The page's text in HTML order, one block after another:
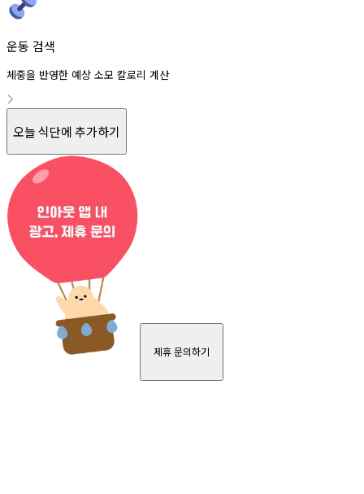
운동 검색
체중을 반영한 예상 소모 칼로리 계산
오늘 식단에 추가하기
제휴 문의하기